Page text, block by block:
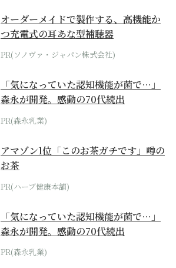
オーダーメイドで製作する、高機能か
つ充電式の耳あな型補聴器
PR(ソノヴァ・ジャパン株式会社)
「気になっていた認知機能が菌で…」
森永が開発。感動の70代続出
PR(森永乳業)
アマゾン1位「このお茶ガチです」噂の
お茶
PR(ハーブ健康本舗)
「気になっていた認知機能が菌で…」
森永が開発。感動の70代続出
PR(森永乳業)